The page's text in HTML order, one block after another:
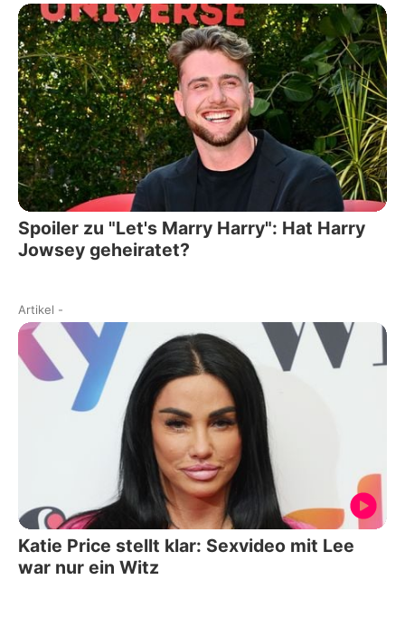
Spoiler zu "Let's Marry Harry": Hat Harry
Jowsey geheiratet?
Artikel -
Katie Price stellt klar: Sexvideo mit Lee
war nur ein Witz